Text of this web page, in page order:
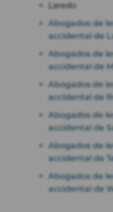
Laredo
Abogados de
accidental de
Abogados de
accidental de
Abogados de
accidental de
Abogados de
accidental de
Abogados de
accidental de
Abogados de
accidental de